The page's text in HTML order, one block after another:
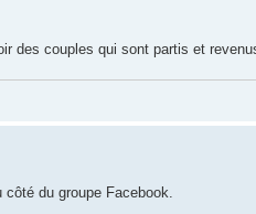
des couples qui sont partis et
du groupe Facebook.